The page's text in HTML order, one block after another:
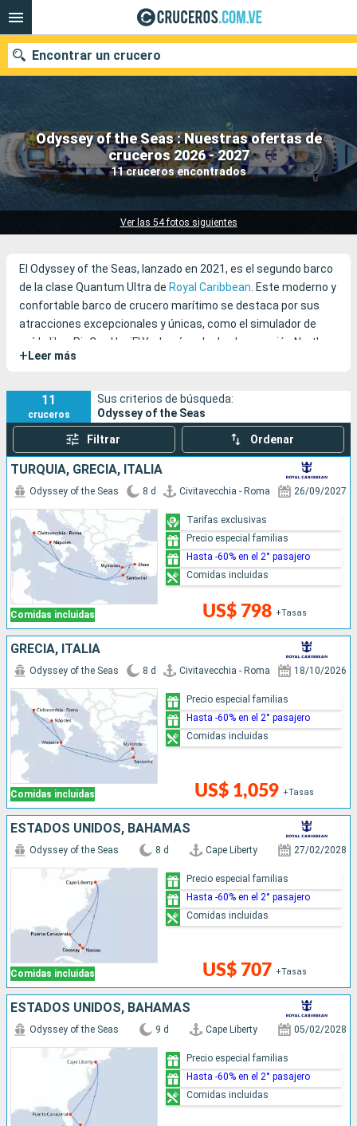
Odyssey of the Seas : Nuestras ofertas de
cruceros 2026 - 2027
11 cruceros encontrados
Ver las 54 fotos siguientes
Encontrar un crucero
Nuestros destinos
Fecha de salida
El Odyssey of the Seas, lanzado en 2021, es el segundo barco
de la clase Quantum Ultra de Royal Caribbean. Este moderno y
confortable barco de crucero marítimo se destaca por sus
atracciones excepcionales y únicas, como el simulador de
caída libre RipCord by iFLY y la cápsula de observación North
Star. Alberga una variedad de restaurantes para satisfacer
Bionic Bar, donde robots preparan tus cócteles. Con
actividades variadas como los coches de choque, la pared de
escalada y el teatro multisensorial Two70°, el Odyssey of the
Seas promete momentos inolvidables para toda la familia. El
Odyssey of the Seas tiene un barco gemelo, el
Spectrum of
the Seas.
+ Leer más
11
cruceros
Sus criterios de búsqueda:
Odyssey of the Seas
Filtrar Ordenar
TURQUÍA, GRECIA, ITALIA
Comidas incluidas
Odyssey of the Seas 8 d Civitavecchia - Roma 26/09/2027
US$ 798 +Tasas
Tarifas exclusivas
Precio especial familias
Hasta -60% en el 2° pasajero
Comidas incluidas
GRECIA, ITALIA
Comidas incluidas
Odyssey of the Seas 8 d Civitavecchia - Roma 18/10/2026
US$ 1,059 +Tasas
Precio especial familias
Hasta -60% en el 2° pasajero
Comidas incluidas
ESTADOS UNIDOS, BAHAMAS
Comidas incluidas
Odyssey of the Seas 8 d Cape Liberty 27/02/2028
US$ 707 +Tasas
Precio especial familias
Hasta -60% en el 2° pasajero
Comidas incluidas
ESTADOS UNIDOS, BAHAMAS
Odyssey of the Seas 9 d Cape Liberty 05/02/2028
Precio especial familias
Hasta -60% en el 2° pasajero
Comidas incluidas